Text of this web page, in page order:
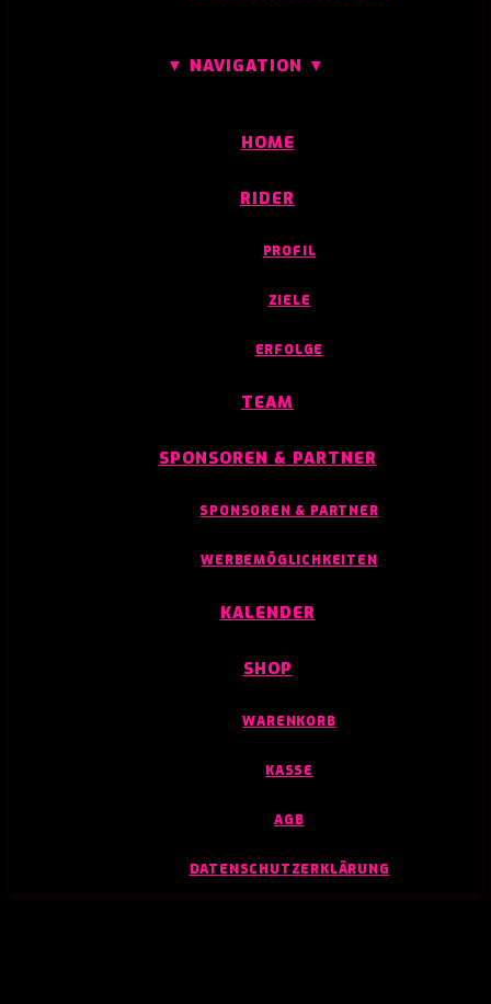
▼ NAVIGATION ▼
HOME
RIDER
PROFIL
ZIELE
ERFOLGE
TEAM
SPONSOREN & PARTNER
SPONSOREN & PARTNER
WERBEMÖGLICHKEITEN
KALENDER
SHOP
WARENKORB
KASSE
AGB
DATENSCHUTZERKLÄRUNG